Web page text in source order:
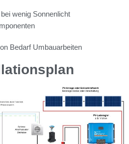
wenig Sonnenlicht
Bedarf Umbauarbeiten